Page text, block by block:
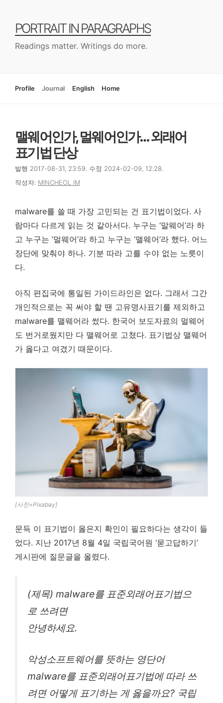
PORTRAIT IN PARAGRAPHS
Readings matter. Writings do more.
Profile Journal English Home
맬웨어인가, 멀웨어인가… 외래어
표기법 단상
발행 2017-08-31, 23:59. 수정 2024-02-09, 12:28.
작성자: MINCHEOL IM
malware를 쓸 때 가장 고민되는 건 표기법이었다. 사
람마다 다르게 읽는 것 같아서다. 누구는 ‘말웨어’라 하
고 누구는 ‘멀웨어’라 하고 누구는 ‘맬웨어’라 했다. 어느
장단에 맞춰야 하나. 기분 따라 고를 수야 없는 노릇이
다.
아직 편집국에 통일된 가이드라인은 없다. 그래서 그간
개인적으로는 꼭 써야 할 땐 고유명사표기를 제외하고
malware를 맬웨어라 썼다. 한국어 보도자료의 멀웨어
도 번거로웠지만 다 맬웨어로 고쳤다. 표기법상 맬웨어
가 옳다고 여겼기 때문이다.
[사진=Pixabay]
문득 이 표기법이 옳은지 확인이 필요하다는 생각이 들
었다. 지난 2017년 8월 4일 국립국어원 ‘묻고답하기’
게시판에 질문글을 올렸다.
(제목) malware를 표준외래어표기법으
로 쓰려면
안녕하세요.
악성소프트웨어를 뜻하는 영단어
malware를 표준외래어표기법에 따라 쓰
려면 어떻게 표기하는 게 옳을까요? 국립